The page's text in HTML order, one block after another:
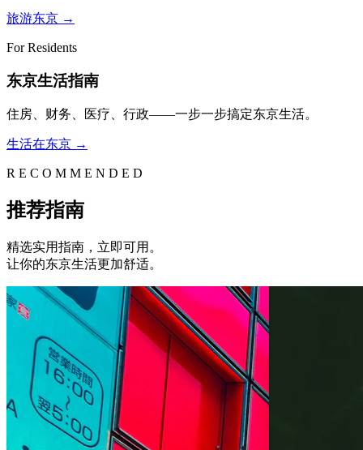
旅游东京 →
For Residents
东京生活指南
住房、财务、医疗、行政——一步一步搞定东京生活。
生活在东京 →
R E C O M M E N D E D
推荐指南
精选实用指南，立即可用。
让你的东京生活更加舒适。